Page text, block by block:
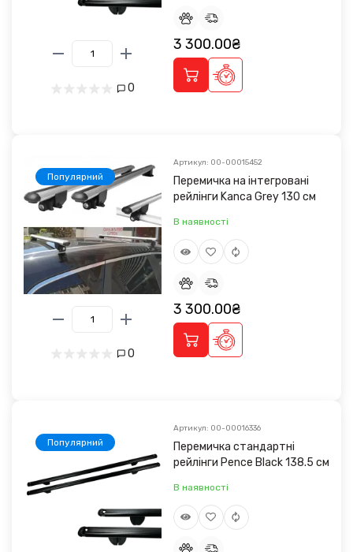
0
3 300.00₴
Популярний
0
Артикул: 00-00015452
Перемичка на інтегровані
рейлінги Kanca Grey 130 см
В наявності
3 300.00₴
Популярний
Артикул: 00-00016336
Перемичка стандартні
рейлінги Pence Black 138.5 см
В наявності